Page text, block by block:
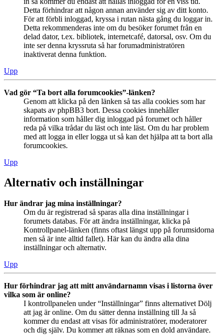
Detta förhindrar att någon annan använder sig av ditt konto.
För att förbli inloggad, kryssa i rutan nästa gång du loggar in.
Detta rekommenderas inte om du besöker forumet från en
delad dator, t.ex. bibliotek, internetcafé, datorsal, osv. Om du
inte ser denna kryssruta så har forumadministratören
inaktiverat denna funktion.
Upp
Vad gör “Ta bort alla forumcookies”-länken?
Genom att klicka på den länken så tas alla cookies som har
skapats av phpBB3 bort. Dessa cookies innehåller
information som håller dig inloggad på forumet och håller
reda på vilka trådar du läst och inte läst. Om du har problem
med att logga in eller logga ut så kan det hjälpa att ta bort alla
forumcookies.
Upp
Alternativ och inställningar
Hur ändrar jag mina inställningar?
Om du är registrerad så sparas alla dina inställningar i
forumets databas. För att ändra inställningar, klicka på
Kontrollpanel-länken (finns oftast längst upp på forumsidorna
men så är inte alltid fallet). Här kan du ändra alla dina
inställningar och alternativ.
Upp
Hur förhindrar jag att mitt användarnamn visas i listorna över
vilka som är online?
I kontrollpanelen under “Inställningar” finns alternativet Dölj
att jag är online. Om du sätter denna inställning till Ja så
kommer du endast att visas för administratörer, moderatorer
och dig själv. Du kommer att räknas som en dold användare.